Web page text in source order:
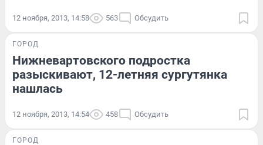
12 ноября, 2013, 14:58 563 Обсудить
ГОРОД
Нижневартовского подростка
разыскивают, 12-летняя сургутянка
нашлась
12 ноября, 2013, 14:54 458 Обсудить
ГОРОД